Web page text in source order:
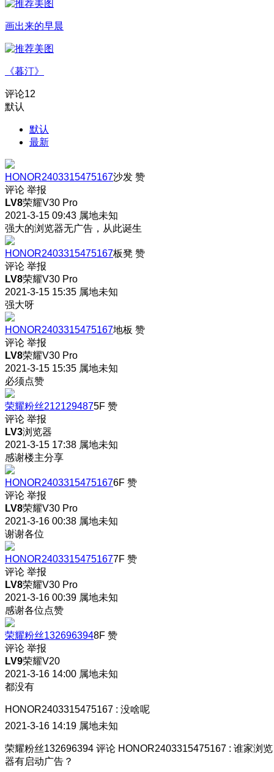
画出来的早晨
《暮汀》
评论12
默认
默认
最新
HONOR2403315475167沙发 赞
评论 举报
LV8荣耀V30 Pro
2021-3-15 09:43 属地未知
强大的浏览器无广告，从此诞生
HONOR2403315475167板凳 赞
评论 举报
LV8荣耀V30 Pro
2021-3-15 15:35 属地未知
强大呀
HONOR2403315475167地板 赞
评论 举报
LV8荣耀V30 Pro
2021-3-15 15:35 属地未知
必须点赞
荣耀粉丝2121294875F 赞
评论 举报
LV3浏览器
2021-3-15 17:38 属地未知
感谢楼主分享
HONOR24033154751676F 赞
评论 举报
LV8荣耀V30 Pro
2021-3-16 00:38 属地未知
谢谢各位
HONOR24033154751677F 赞
评论 举报
LV8荣耀V30 Pro
2021-3-16 00:39 属地未知
感谢各位点赞
荣耀粉丝1326963948F 赞
评论 举报
LV9荣耀V20
2021-3-16 14:00 属地未知
都没有
HONOR2403315475167 : 没啥呢
2021-3-16 14:19 属地未知
荣耀粉丝132696394 评论 HONOR2403315475167 : 谁家浏览
器有启动广告？